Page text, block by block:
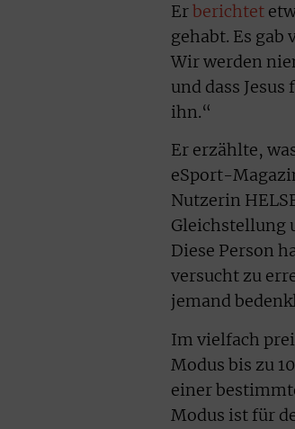
Erberichtet
gehabt. Es
Wir werden
und dass
ihn.“
Er erzählte,
eSport-
Nutzerin
Gleichstellung
Diese Person
versucht zu
jemand
Im vielfach
Modus bis zu
einer
Modus ist für